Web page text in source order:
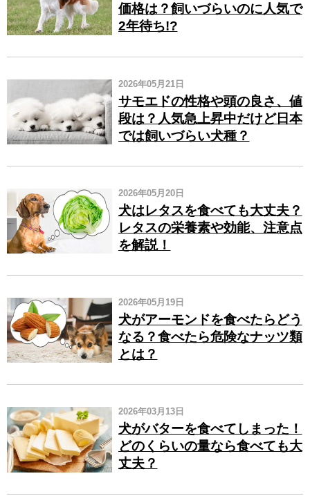
価格は？飼いづらいのに人気で
2年待ち!?
2026年05月21日
サモエドの性格や頭の良さ、値
段は？人気急上昇中だけど日本
では飼いづらい犬種？
2026年05月20日
犬はレタスを食べても大丈夫？
レタスの栄養素や効能、注意点
を解説！
2026年05月19日
犬がアーモンドを食べたらどう
なる？食べたら危険なナッツ類
とは？
2026年03月13日
犬がバターを食べてしまった！
どのくらいの量なら食べても大
丈夫？